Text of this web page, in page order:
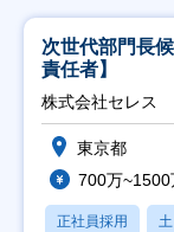
次世代部門長
責任者】
株式会社セレス
東京都
700万~1500
正社員採用